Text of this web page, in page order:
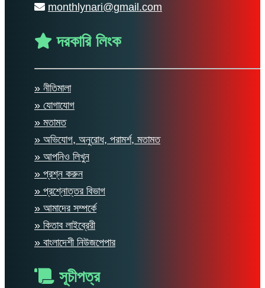
monthlynari@gmail.com
দরকারি লিংক
» নীতিমালা
» যোগাযোগ
» মতামত
» অভিযোগ, অনুরোধ, পরামর্শ, মতামত
» আপনিও লিখুন
» প্রশ্ন করুন
» প্রশ্নোত্তর বিভাগ
» আমাদের সম্পর্কে
» কিতাব লাইব্রেরী
» বাংলাদেশী নিউজপেপার
সূচীপত্র